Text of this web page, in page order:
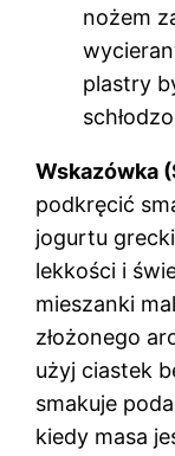
nożem
plastry
Wskazówka
podkręcić
jogurtu
lekkości i
mieszanki
złożonego
użyj ciastek
smakuje
kiedy masa